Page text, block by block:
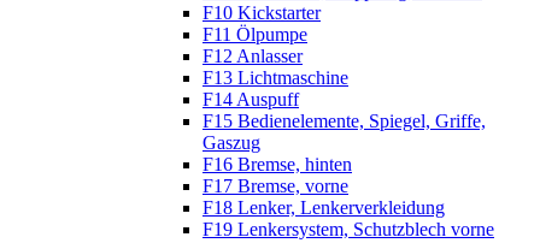
F10 Kickstarter
F11 Ölpumpe
F12 Anlasser
F13 Lichtmaschine
F14 Auspuff
F15 Bedienelemente, Spiegel, Griffe,
Gaszug
F16 Bremse, hinten
F17 Bremse, vorne
F18 Lenker, Lenkerverkleidung
F19 Lenkersystem, Schutzblech vorne